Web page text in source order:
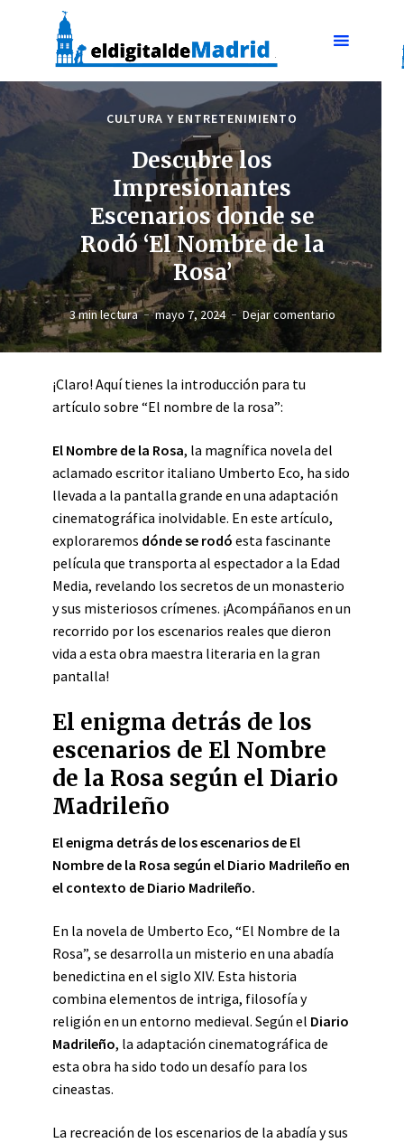
CULTURA Y ENTRETENIMIENTO
Descubre los
Impresionantes
Escenarios donde se
Rodó ‘El Nombre de la
Rosa’
3 min lectura mayo 7, 2024 Dejar comentario
¡Claro! Aquí tienes la introducción para tu
artículo sobre “El nombre de la rosa”:
El Nombre de la Rosa, la magnífica novela del
aclamado escritor italiano Umberto Eco, ha sido
llevada a la pantalla grande en una adaptación
cinematográfica inolvidable. En este artículo,
exploraremos dónde se rodó esta fascinante
película que transporta al espectador a la Edad
Media, revelando los secretos de un monasterio
y sus misteriosos crímenes. ¡Acompáñanos en un
recorrido por los escenarios reales que dieron
vida a esta obra maestra literaria en la gran
pantalla!
El enigma detrás de los
escenarios de El Nombre
de la Rosa según el Diario
Madrileño
El enigma detrás de los escenarios de El
Nombre de la Rosa según el Diario Madrileño en
el contexto de Diario Madrileño.
En la novela de Umberto Eco, “El Nombre de la
Rosa”, se desarrolla un misterio en una abadía
benedictina en el siglo XIV. Esta historia
combina elementos de intriga, filosofía y
religión en un entorno medieval. Según el Diario
Madrileño, la adaptación cinematográfica de
esta obra ha sido todo un desafío para los
cineastas.
La recreación de los escenarios de la abadía y sus